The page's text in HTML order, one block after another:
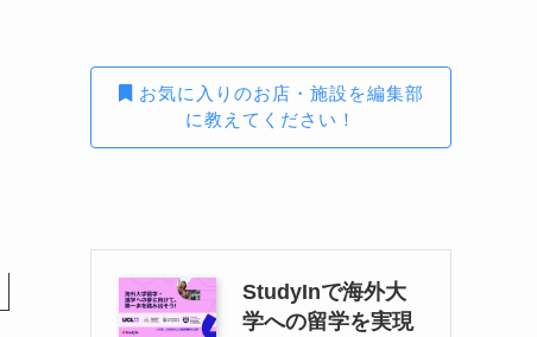
お気に入りのお店・施設を編集部
に教えてください！
StudyInで海外大
学への留学を実現